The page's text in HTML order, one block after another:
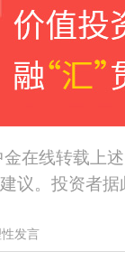
在线转载上
议。投资者
发言